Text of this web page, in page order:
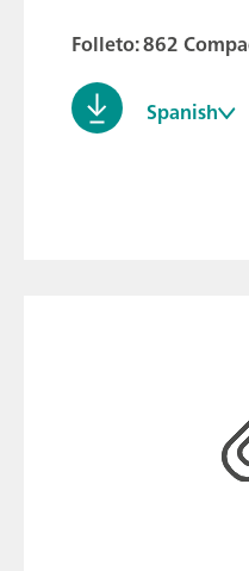
Folleto: 862
Spanish